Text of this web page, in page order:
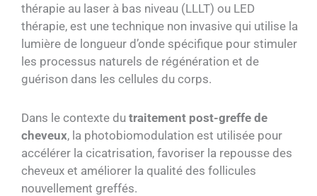
thérapie au laser à bas niveau (LLLT) ou LED
thérapie, est une technique non invasive qui utilise la
lumière de longueur d’onde spécifique pour stimuler
les processus naturels de régénération et de
guérison dans les cellules du corps.
Dans le contexte du traitement post-greffe de
cheveux, la photobiomodulation est utilisée pour
accélérer la cicatrisation, favoriser la repousse des
cheveux et améliorer la qualité des follicules
nouvellement greffés.